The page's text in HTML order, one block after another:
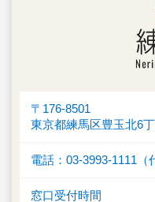
〒176-8501
東京都練馬区豊玉北6
電話：03-3993-1111（
窓口受付時間